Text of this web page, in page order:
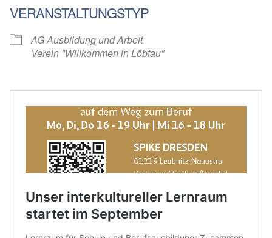
VERANSTALTUNGSTYP
AG Ausbildung und Arbeit
Verein "Willkommen in Löbtau"